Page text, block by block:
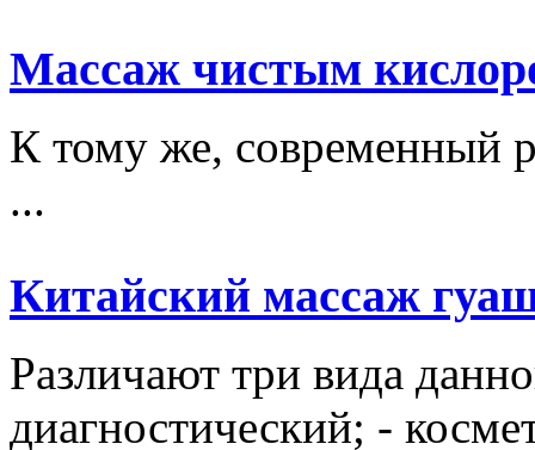
Массаж чистым
К тому же, современный
...
Китайский массаж
Различают три вида
диагностический; -